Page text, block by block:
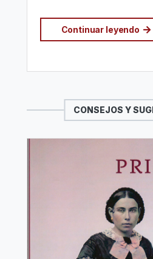
Continuar leyendo
CONSEJOS Y